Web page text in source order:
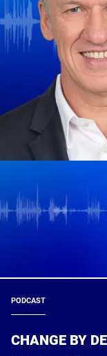
PODCAST
CHANGE BY